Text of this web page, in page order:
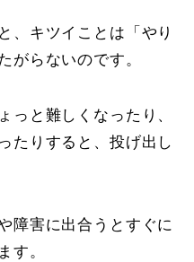
、キツイことは「やり
がらないのです。
っと難しくなったり、
たりすると、投げ出し
障害に出合うとすぐに
す。